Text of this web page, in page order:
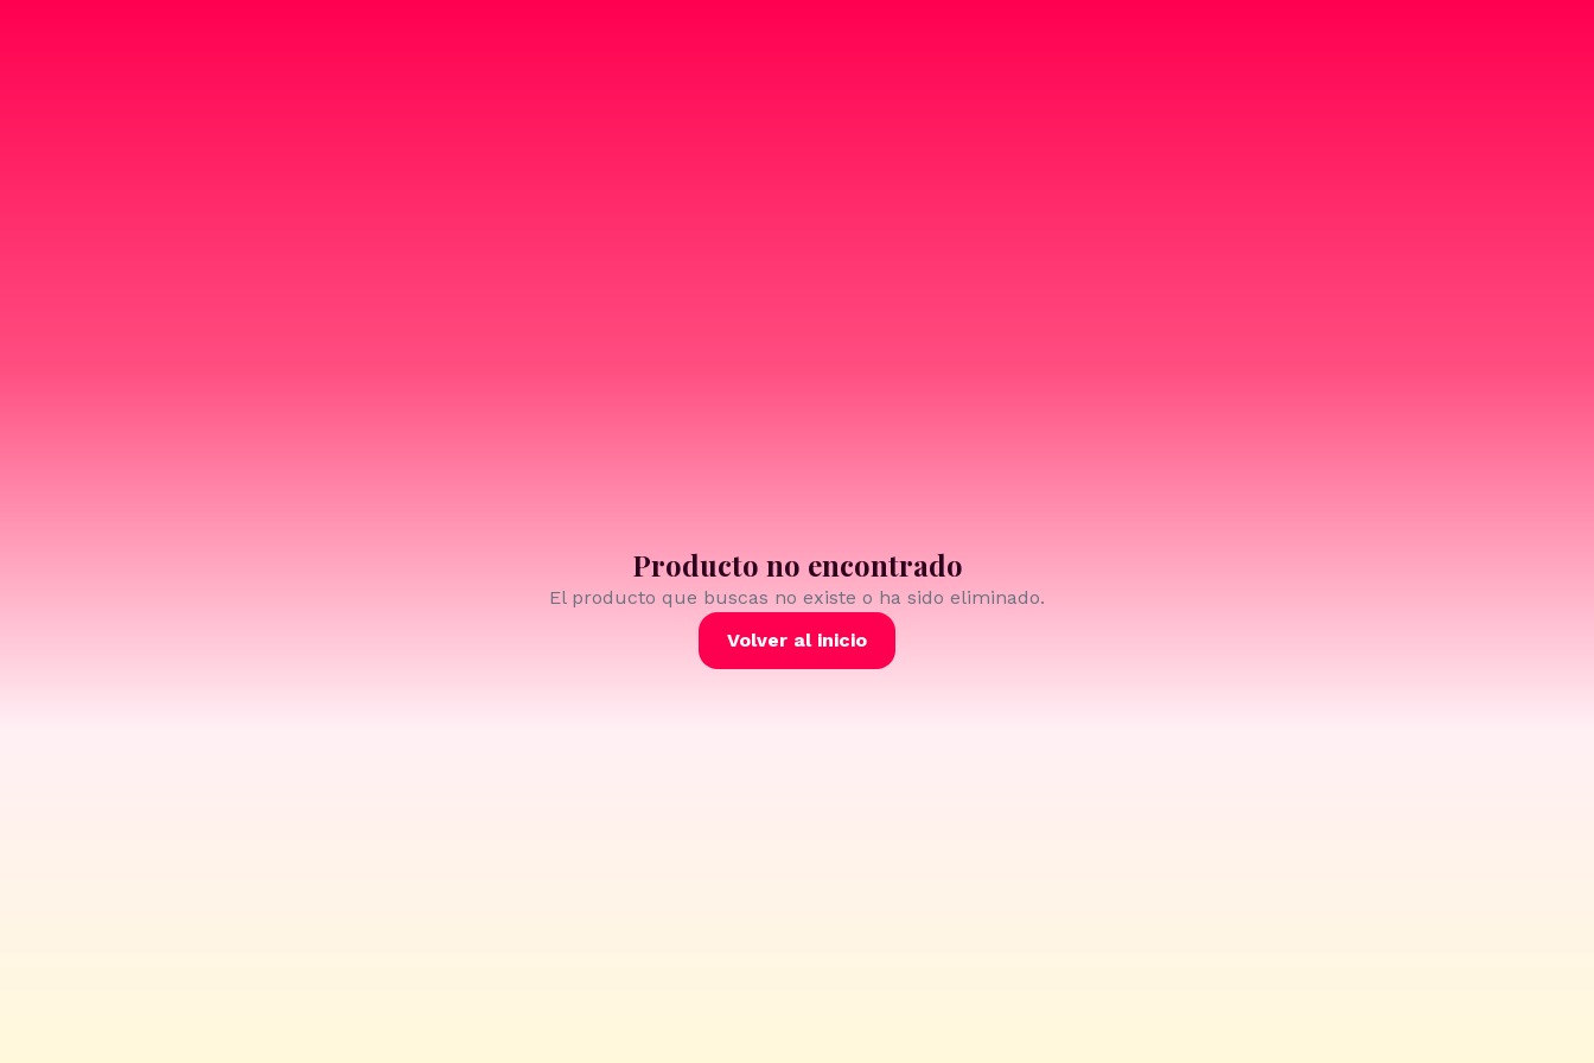
Producto no encontrado
El producto que buscas no existe o ha sido eliminado.
Volver al inicio